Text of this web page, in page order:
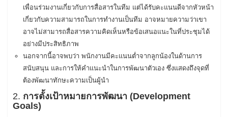
เพื่อนร่วมงานเกี่ยวกับการสื่อสารในทีม แต่ได้รับคะแนนดีจากหัวหน้า
เกี่ยวกับความสามารถในการทำงานเป็นทีม อาจหมายความว่าเขา
อาจไม่สามารถสื่อสารความคิดเห็นหรือข้อเสนอแนะในที่ประชุมได้
อย่างมีประสิทธิภาพ
นอกจากนี้อาจพบว่า พนักงานมีคะแนนต่ำจากลูกน้องในด้านการ
สนับสนุน และการให้คำแนะนำในการพัฒนาตัวเอง ซึ่งแสดงถึงจุดที่
ต้องพัฒนาทักษะความเป็นผู้นำ
2. การตั้งเป้าหมายการพัฒนา (Development
Goals)